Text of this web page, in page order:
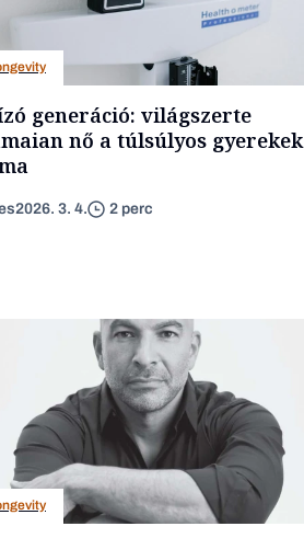
generáció: világszerte
nő a túlsúlyos gyerekek
2026. 3. 4. 2 perc